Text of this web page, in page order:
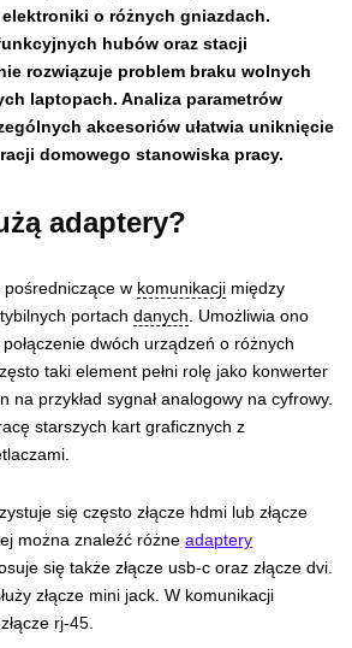
o różnych gniazdach.
hubów oraz stacji
rozwiązuje problem braku wolnych
laptopach. Analiza parametrów
akcesoriów ułatwia uniknięcie
domowego stanowiska pracy.
adaptery?
w komunikacji między
portach danych. Umożliwia ono
dwóch urządzeń o różnych
taki element pełni rolę jako konwerter
na przykład sygnał analogowy na cyfrowy.
starszych kart graficznych z
się często złącze hdmi lub złącze
można znaleźć różne adaptery
się także złącze usb-c oraz złącze dvi.
złącze mini jack. W komunikacji
rj-45.